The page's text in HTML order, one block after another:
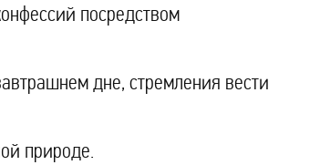
посредством
дне, стремления вести
природе.